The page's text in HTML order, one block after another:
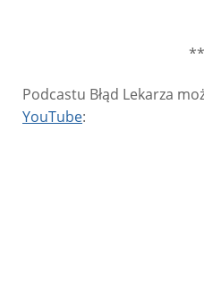
Podcastu Błąd Lekarza
YouTube: